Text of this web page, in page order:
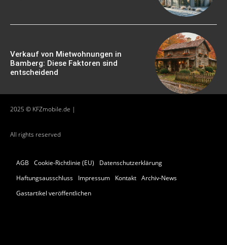
Verkauf von Mietwohnungen in
Bamberg: Diese Faktoren sind
entscheidend
2025 © KFZmobile.de |
All rights reserved
AGB Cookie-Richtlinie (EU)
Datenschutzerklärung
Haftungsausschluss
Impressum Kontakt Archiv-News
Gastartikel veröffentlichen